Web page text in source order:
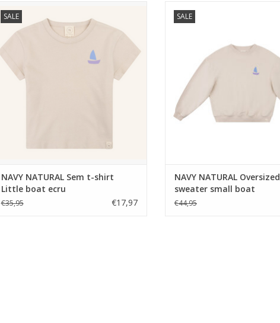
SALE
TOEVOEGEN AAN WINKELWAGEN
NAVY NATURAL Sem t-shirt
Little boat ecru
€35,95 €17,97
SALE
NAVY NATURAL Oversized
sweater small boat
€44,95